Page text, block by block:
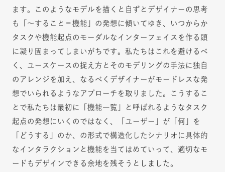
ます。このようなモデルを描くと自ずとデザイナーの思考
も「〜すること＝機能」の発想に傾いてゆき、いつからか
タスクや機能起点のモーダルなインターフェイスを作る頭
に凝り固まってしまいがちです。私たちはこれを避けるべ
く、ユースケースの捉え方とそのモデリングの手法に独自
のアレンジを加え、なるべくデザイナーがモードレスな発
想でいられるようなアプローチを取りました。こうするこ
とで私たちは最初に「機能一覧」と呼ばれるようなタスク
起点の発想にいくのではなく、「ユーザー」が「何」を
「どうする」のか、の形式で構造化したシナリオに具体的
なインタラクションと機能を当てはめていって、適切なモ
ードもデザインできる余地を残そうとしました。